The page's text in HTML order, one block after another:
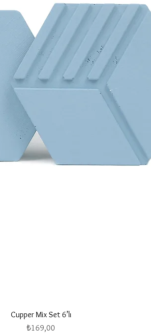
Hızlı Bakış
Cupper Mix Set 6’lı
Fiyat
₺169,00